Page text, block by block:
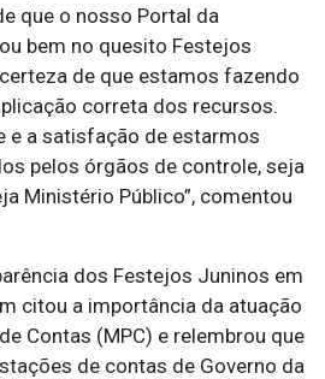
que o nosso Portal da
bem no quesito Festejos
de que estamos fazendo
correta dos recursos.
e a satisfação de estarmos
pelos órgãos de controle, seja
Ministério Público”, comentou
dos Festejos Juninos em
citou a importância da atuação
Contas (MPC) e relembrou que
de contas de Governo da